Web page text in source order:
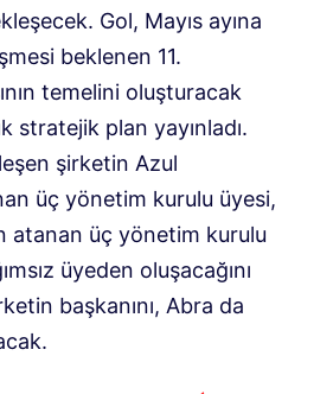
Gol, Mayıs ayına
beklenen 11.
temelini oluşturacak
stratejik plan yayınladı.
şirketin Azul
üç yönetim kurulu üyesi,
atanan üç yönetim kurulu
üyeden oluşacağını
başkanını, Abra da